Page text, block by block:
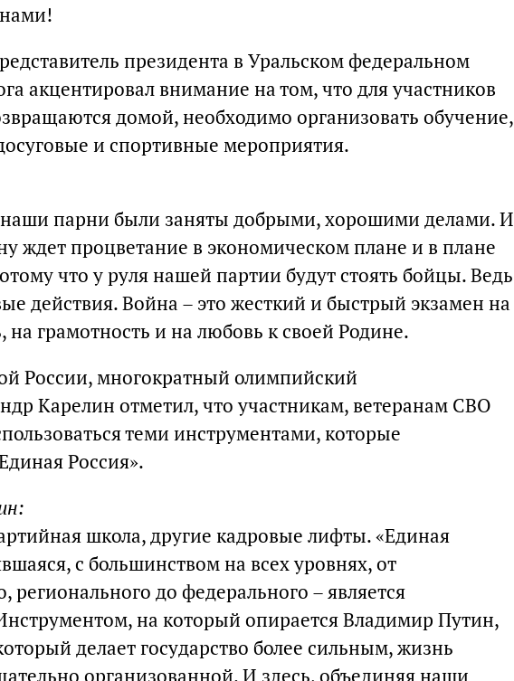
президента в Уральском федеральном
акцентировал внимание на том, что для участников
домой, необходимо организовать обучение,
и спортивные мероприятия.
парни были заняты добрыми, хорошими делами. И
ждет процветание в экономическом плане и в плане
что у руля нашей партии будут стоять бойцы. Ведь
действия. Война – это жесткий и быстрый экзамен на
на грамотность и на любовь к своей Родине.
России, многократный олимпийский
Карелин отметил, что участникам, ветеранам СВО
теми инструментами, которые
Россия».
школа, другие кадровые лифты. «Единая
с большинством на всех уровнях, от
регионального до федерального – является
на который опирается Владимир Путин,
делает государство более сильным, жизнь
организованной. И здесь, объединяя наши